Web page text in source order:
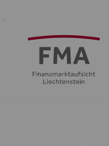
Regulierung
Öffentlichkeit